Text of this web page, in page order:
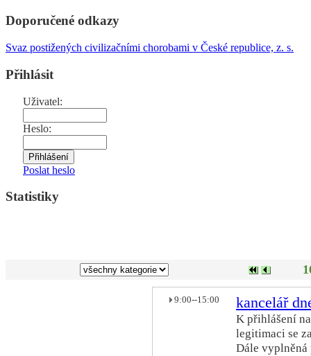
Doporučené odkazy
Svaz postižených civilizačními chorobami v České republice, z. s.
Přihlásit
Uživatel:
Heslo:
Poslat heslo
Statistiky
9:00--15:00 kancelář
K přihlášení
legitimaci se
Dále vyplněná